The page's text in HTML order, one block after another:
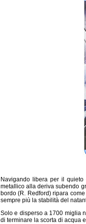
Navigando libera per il
metallico alla deriva subendo
bordo (R. Redford) ripara
sempre più la stabilità del
Solo e disperso a 1700 miglia
di terminare la scorta di acqua